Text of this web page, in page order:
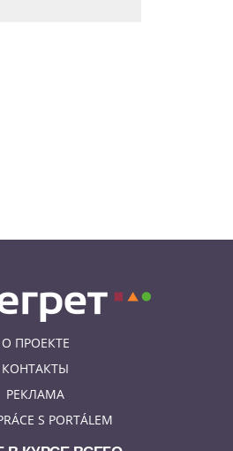
О ПРОЕКТЕ
КОНТАКТЫ
РЕКЛАМА
S PORTÁLEM